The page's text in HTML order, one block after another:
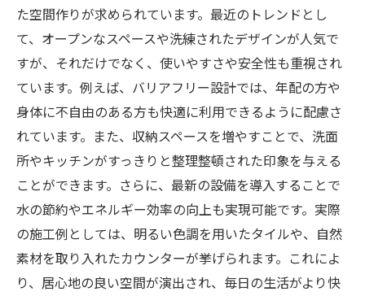
た空間作りが求められています。最近のトレンドとし
て、オープンなスペースや洗練されたデザインが人気で
すが、それだけでなく、使いやすさや安全性も重視され
ています。例えば、バリアフリー設計では、年配の方や
身体に不自由のある方も快適に利用できるように配慮さ
れています。また、収納スペースを増やすことで、洗面
所やキッチンがすっきりと整理整頓された印象を与える
ことができます。さらに、最新の設備を導入することで
水の節約やエネルギー効率の向上も実現可能です。実際
の施工例としては、明るい色調を用いたタイルや、自然
素材を取り入れたカウンターが挙げられます。これによ
り、居心地の良い空間が演出され、毎日の生活がより快